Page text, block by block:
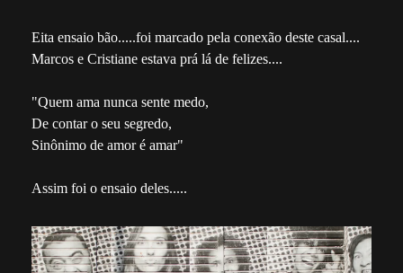
Eita ensaio bão.....foi marcado pela conexão deste casal....
Marcos e Cristiane estava prá lá de felizes....
"Quem ama nunca sente medo,
De contar o seu segredo,
Sinônimo de amor é amar"
Assim foi o ensaio deles.....